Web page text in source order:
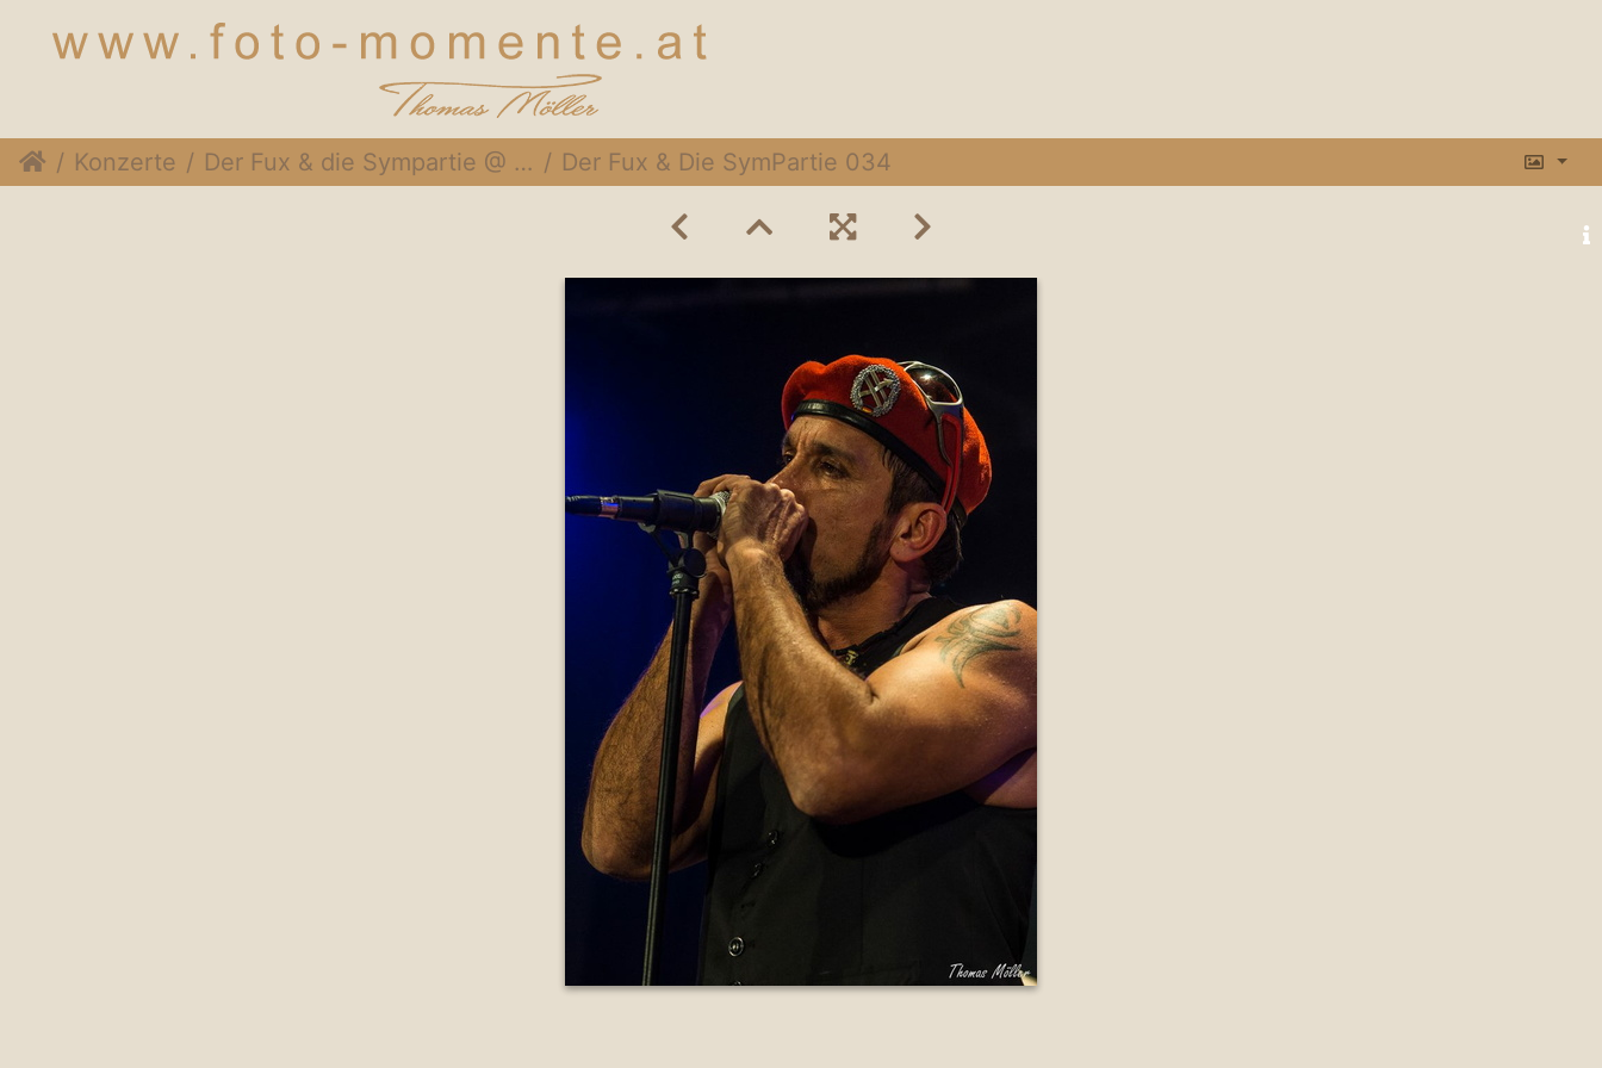
Konzerte Der Fux & die Sympartie @ Rothneusiedlerhof Wien, 24. November 2014 Der Fux & Die SymPartie 034